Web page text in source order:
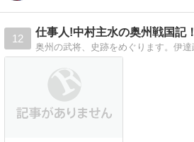
12
仕事人!中村主水の奥州戦国記！